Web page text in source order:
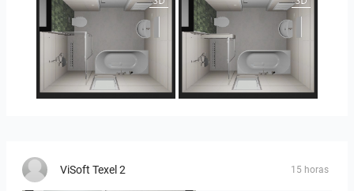
25-5014 bnr. 3.10 25-5014 bnr. 3.10
ViSoft Texel 2 15 horas